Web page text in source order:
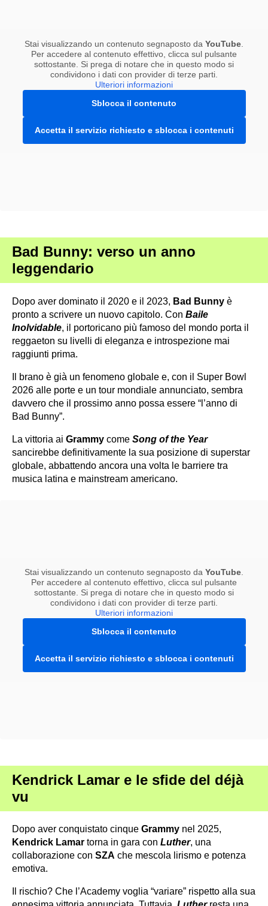
Stai visualizzando un contenuto segnaposto da YouTube
Per accedere al contenuto effettivo, clicca sul pulsante
sottostante. Si prega di notare che in questo modo si
condividono i dati con provider di terze parti.
Ulteriori informazioni
Sblocca il contenuto
Accetta il servizio richiesto e sblocca i contenuti
Bad Bunny: verso un anno
leggendario
Dopo aver dominato il 2020 e il 2023, Bad Bunny è
pronto a scrivere un nuovo capitolo. Con Baile
Inolvidable, il portoricano più famoso del mondo porta il
reggaeton su livelli di eleganza e introspezione mai
raggiunti prima.
Il brano è già un fenomeno globale e, con il Super Bowl
2026 alle porte e un tour mondiale annunciato, sembra
davvero che il prossimo anno possa essere “l’anno di
Bad Bunny”.
La vittoria ai Grammy come Song of the Year
sancirebbe definitivamente la sua posizione di superstar
globale, abbattendo ancora una volta le barriere tra
musica latina e mainstream americano.
Stai visualizzando un contenuto segnaposto da YouTube
Per accedere al contenuto effettivo, clicca sul pulsante
sottostante. Si prega di notare che in questo modo si
condividono i dati con provider di terze parti.
Ulteriori informazioni
Sblocca il contenuto
Accetta il servizio richiesto e sblocca i contenuti
Kendrick Lamar e le sfide del déjà
vu
Dopo aver conquistato cinque Grammy nel 2025,
Kendrick Lamar torna in gara con Luther, una
collaborazione con SZA che mescola lirismo e potenza
emotiva.
Il rischio? Che l’Academy voglia “variare” rispetto alla sua